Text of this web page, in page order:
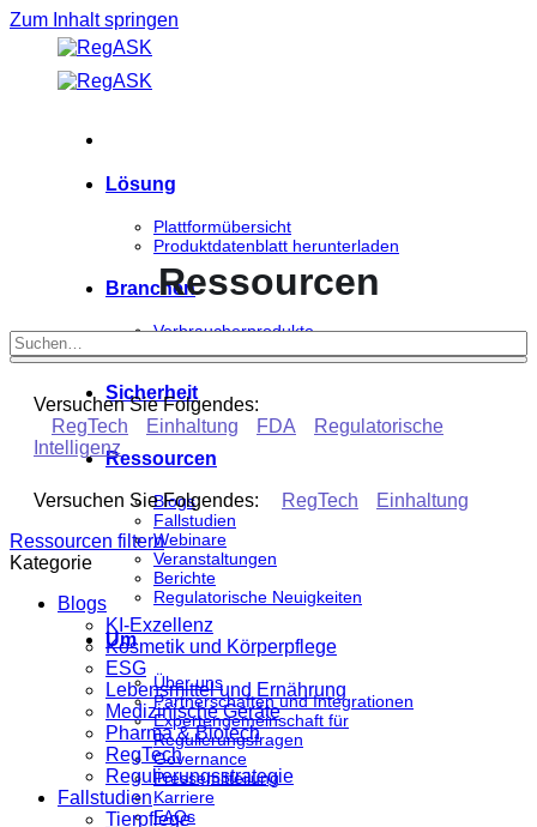
Zum Inhalt springen
Lösung
Plattformübersicht
Produktdatenblatt herunterladen
Branchen
Verbraucherprodukte
Sicherheit
Ressourcen
Blogs
Fallstudien
Webinare
Veranstaltungen
Berichte
Regulatorische Neuigkeiten
Um
Über uns
Partnerschaften und Integrationen
Expertengemeinschaft für
Regulierungsfragen
Governance
Pressemitteilung
Karriere
FAQs
Ressourcen
Versuchen Sie Folgendes:
RegTech
Einhaltung FDA
Regulatorische
Intelligenz
Versuchen Sie Folgendes: RegTech
Einhaltung
Ressourcen filtern
Kategorie
Blogs
KI-Exzellenz
Kosmetik und Körperpflege
ESG
Lebensmittel und Ernährung
Medizinische Geräte
Pharma & Biotech
RegTech
Regulierungsstrategie
Fallstudien
Tierpflege